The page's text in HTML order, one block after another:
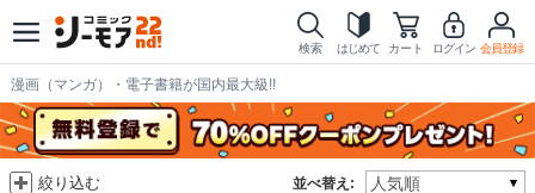
検索 はじめて カート ログイン 会員登録
漫画（マンガ）・電子書籍が国内最大級!!
並べ替え:
絞り込む